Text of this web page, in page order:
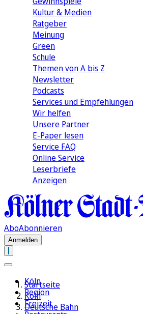
Kultur & Medien
Ratgeber
Meinung
Green
Schule
Themen von A bis Z
Newsletter
Podcasts
Services und Empfehlungen
Wir helfen
Unsere Partner
E-Paper lesen
Service FAQ
Online Service
Leserbriefe
Anzeigen
AboAbonnieren
Anmelden
Köln
Region
Freizeit
Startseite
Köln
Deutsche Bahn